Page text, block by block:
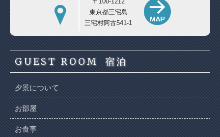
東京都三宅島
三宅村阿古541-1
GUEST ROOM 宿泊
夕景について
お部屋
お食事